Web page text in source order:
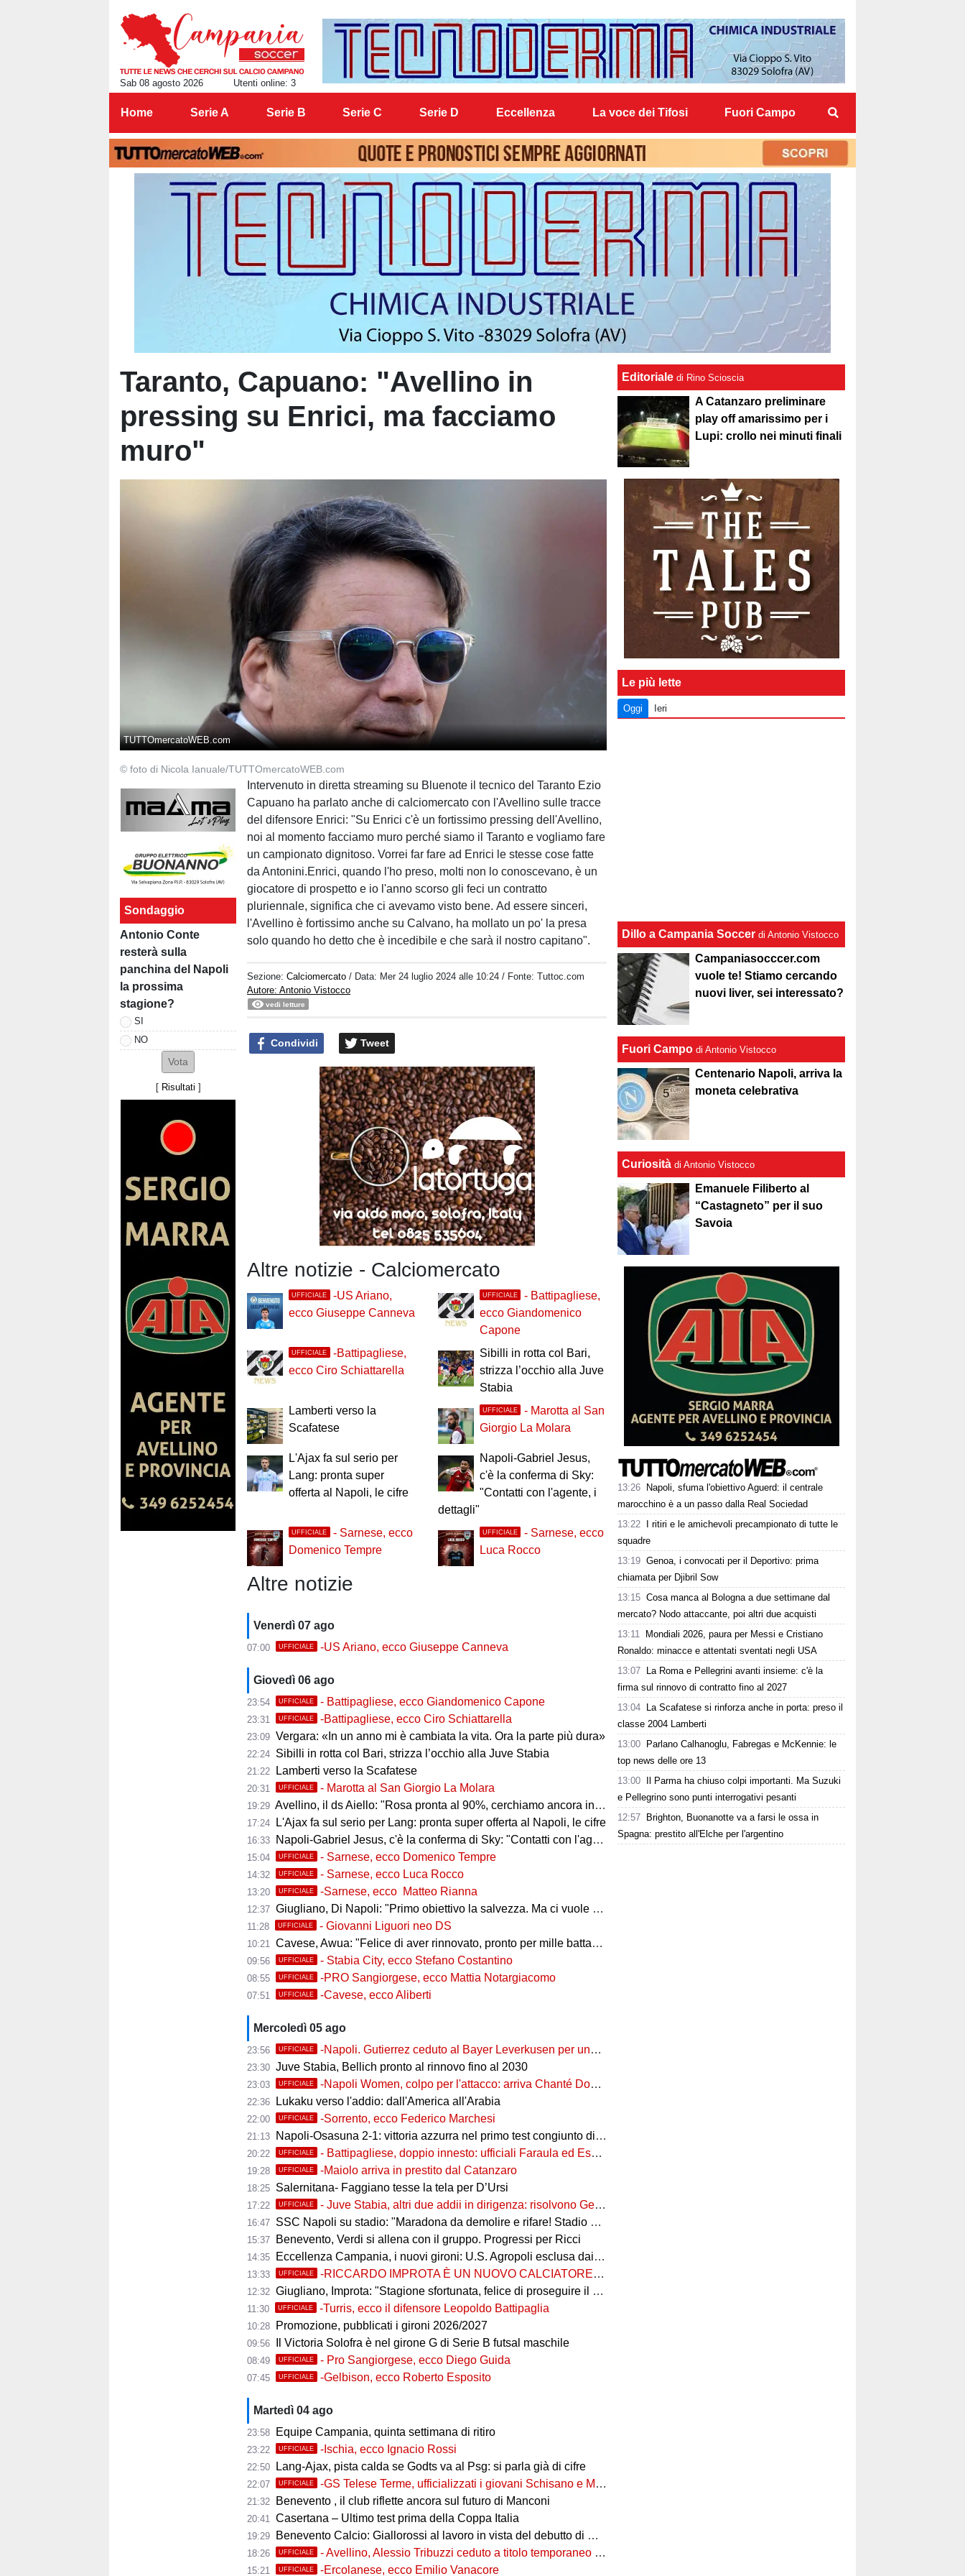
Sab 08 agosto 2026 Utenti online: 3
Home Serie A Serie B Serie C Serie D Eccellenza La voce dei Tifosi Fuori Campo
Taranto, Capuano: "Avellino in
pressing su Enrici, ma facciamo
muro"
TUTTOmercatoWEB.com
© foto di Nicola Ianuale/TUTTOmercatoWEB.com
Sondaggio
Antonio Conte
resterà sulla
panchina del Napoli
la prossima
stagione?
SI
NO
[ Risultati ]
Intervenuto in diretta streaming su Bluenote il tecnico del Taranto Ezio
Capuano ha parlato anche di calciomercato con l'Avellino sulle tracce
del difensore Enrici: "Su Enrici c'è un fortissimo pressing dell'Avellino,
noi al momento facciamo muro perché siamo il Taranto e vogliamo fare
un campionato dignitoso. Vorrei far fare ad Enrici le stesse cose fatte
da Antonini.Enrici, quando l'ho preso, molti non lo conoscevano, è un
giocatore di prospetto e io l'anno scorso gli feci un contratto
pluriennale, significa che ci avevamo visto bene. Ad essere sinceri,
l'Avellino è fortissimo anche su Calvano, ha mollato un po' la presa
solo quando ho detto che è incedibile e che sarà il nostro capitano".
Sezione:Calciomercato / Data: Mer 24 luglio 2024 alle 10:24 / Fonte: Tuttoc.com
Autore: Antonio Vistocco
vedi letture
Condividi Tweet
Altre notizie - Calciomercato
UFFICIALE
-US Ariano,
ecco Giuseppe Canneva
UFFICIALE
- Battipagliese,
ecco Giandomenico
Capone
UFFICIALE
-Battipagliese,
ecco Ciro Schiattarella
Sibilli in rotta col Bari,
strizza l’occhio alla Juve
Stabia
Lamberti verso la
Scafatese
UFFICIALE
- Marotta al San
Giorgio La Molara
L'Ajax fa sul serio per
Lang: pronta super
offerta al Napoli, le cifre
Napoli-Gabriel Jesus,
c'è la conferma di Sky:
"Contatti con l'agente, i
dettagli"
UFFICIALE
- Sarnese, ecco
Domenico Tempre
UFFICIALE
- Sarnese, ecco
Luca Rocco
Altre notizie
Venerdì 07 ago
07:00 UFFICIALE -US Ariano, ecco Giuseppe Canneva
Giovedì 06 ago
23:54 UFFICIALE - Battipagliese, ecco Giandomenico Capone
23:31 UFFICIALE -Battipagliese, ecco Ciro Schiattarella
23:09 Vergara: «In un anno mi è cambiata la vita. Ora la parte più dura»
22:24 Sibilli in rotta col Bari, strizza l’occhio alla Juve Stabia
21:22 Lamberti verso la Scafatese
20:31 UFFICIALE - Marotta al San Giorgio La Molara
19:29 Avellino, il ds Aiello: "Rosa pronta al 90%, cerchiamo ancora innesti di qualità"
17:24 L'Ajax fa sul serio per Lang: pronta super offerta al Napoli, le cifre
16:33 Napoli-Gabriel Jesus, c'è la conferma di Sky: "Contatti con l'agente, i dettagli"
15:04 UFFICIALE - Sarnese, ecco Domenico Tempre
14:32 UFFICIALE - Sarnese, ecco Luca Rocco
13:20 UFFICIALE -Sarnese, ecco Matteo Rianna
12:37 Giugliano, Di Napoli: "Primo obiettivo la salvezza. Ma ci vuole ambizione"
11:28 UFFICIALE - Giovanni Liguori neo DS
10:21 Cavese, Awua: "Felice di aver rinnovato, pronto per mille battaglie"
09:56 UFFICIALE - Stabia City, ecco Stefano Costantino
08:55 UFFICIALE -PRO Sangiorgese, ecco Mattia Notargiacomo
07:51 UFFICIALE -Cavese, ecco Aliberti
Mercoledì 05 ago
23:56 UFFICIALE -Napoli. Gutierrez ceduto al Bayer Leverkusen per una cifra record
23:30 Juve Stabia, Bellich pronto al rinnovo fino al 2030
23:03 UFFICIALE -Napoli Women, colpo per l'attacco: arriva Chanté Dompig
22:36 Lukaku verso l'addio: dall'America all'Arabia
22:00 UFFICIALE -Sorrento, ecco Federico Marchesi
21:13 Napoli-Osasuna 2-1: vittoria azzurra nel primo test congiunto di Castel di Sangro
20:22 UFFICIALE - Battipagliese, doppio innesto: ufficiali Faraula ed Esposito
19:28 UFFICIALE -Maiolo arriva in prestito dal Catanzaro
18:25 Salernitana- Faggiano tesse la tela per D’Ursi
17:22 UFFICIALE - Juve Stabia, altri due addii in dirigenza: risolvono Gerbo e Zanardini
16:47 SSC Napoli su stadio: "Maradona da demolire e rifare! Stadio nuovo in ex area Q8"
15:37 Benevento, Verdi si allena con il gruppo. Progressi per Ricci
14:35 Eccellenza Campania, i nuovi gironi: U.S. Agropoli esclusa dai ripescaggi
13:33 UFFICIALE -RICCARDO IMPROTA È UN NUOVO CALCIATORE DEL GIUGLIANO
12:32 Giugliano, Improta: "Stagione sfortunata, felice di proseguire il percorso"
11:30 UFFICIALE -Turris, ecco il difensore Leopoldo Battipaglia
10:28 Promozione, pubblicati i gironi 2026/2027
09:56 Il Victoria Solofra è nel girone G di Serie B futsal maschile
08:49 UFFICIALE - Pro Sangiorgese, ecco Diego Guida
07:45 UFFICIALE -Gelbison, ecco Roberto Esposito
Martedì 04 ago
23:58 Equipe Campania, quinta settimana di ritiro
23:22 UFFICIALE -Ischia, ecco Ignacio Rossi
22:50 Lang-Ajax, pista calda se Godts va al Psg: si parla già di cifre
22:07 UFFICIALE -GS Telese Terme, ufficializzati i giovani Schisano e Miretto
21:32 Benevento , il club riflette ancora sul futuro di Manconi
20:41 Casertana – Ultimo test prima della Coppa Italia
19:29 Benevento Calcio: Giallorossi al lavoro in vista del debutto di Coppa Italia
18:26 UFFICIALE - Avellino, Alessio Tribuzzi ceduto a titolo temporaneo al Bari
15:21 UFFICIALE -Ercolanese, ecco Emilio Vanacore
Editoriale di Rino Scioscia
A Catanzaro preliminare
play off amarissimo per i
Lupi: crollo nei minuti finali
Le più lette
Oggi Ieri
Dillo a Campania Soccer di Antonio Vistocco
Campaniasocccer.com
vuole te! Stiamo cercando
nuovi liver, sei interessato?
Fuori Campo di Antonio Vistocco
Centenario Napoli, arriva la
moneta celebrativa
Curiosità di Antonio Vistocco
Emanuele Filiberto al
“Castagneto” per il suo
Savoia
13:26
Napoli, sfuma l'obiettivo Aguerd: il centrale
marocchino è a un passo dalla Real Sociedad
13:22
I ritiri e le amichevoli precampionato di tutte le
squadre
13:19 Genoa, i convocati per il Deportivo: prima
chiamata per Djibril Sow
13:15 Cosa manca al Bologna a due settimane dal
mercato? Nodo attaccante, poi altri due acquisti
13:11
Mondiali 2026, paura per Messi e Cristiano
Ronaldo: minacce e attentati sventati negli USA
13:07
La Roma e Pellegrini avanti insieme: c'è la
firma sul rinnovo di contratto fino al 2027
13:04
La Scafatese si rinforza anche in porta: preso il
classe 2004 Lamberti
13:00
Parlano Calhanoglu, Fabregas e McKennie: le
top news delle ore 13
13:00
Il Parma ha chiuso colpi importanti. Ma Suzuki
e Pellegrino sono punti interrogativi pesanti
12:57
Brighton, Buonanotte va a farsi le ossa in
Spagna: prestito all'Elche per l'argentino